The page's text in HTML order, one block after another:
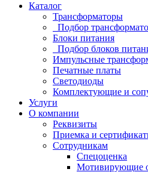
Каталог
Трансформаторы
Подбор
Блоки питания
Подбор блоков
Импульсные
Печатные платы
Светодиоды
Комплектующие и
Услуги
О компании
Реквизиты
Приемка и
Сотрудникам
Спецоценка
Мотивирующие